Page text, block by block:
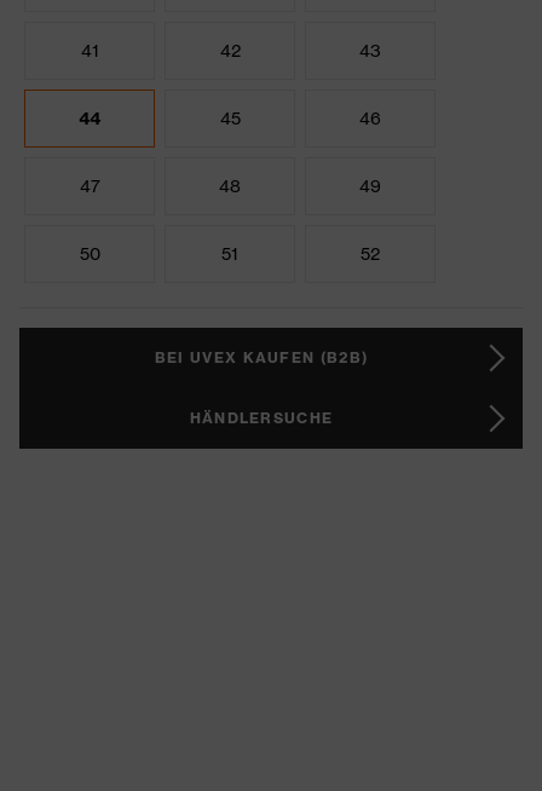
41 42 43
44 45 46
47 48 49
50 51 52
BEI UVEX KAUFEN (B2B)
HÄNDLERSUCHE